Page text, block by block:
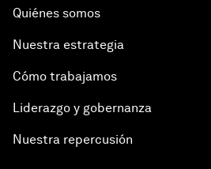
Quiénes somos
Nuestra estrategia
Cómo trabajamos
Liderazgo y gobernanza
Nuestra repercusión